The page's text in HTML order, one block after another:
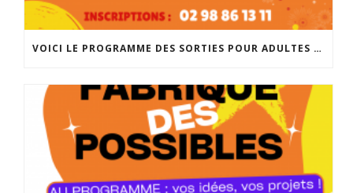
VOICI LE PROGRAMME DES SORTIES POUR ADULTES ET MINEURS ACCOMPAGNÉS POUR LA RENTRÉE DE SEPTEMBRE. INSCRIPTIONS À PARTIR DU 25 AOÛT À 14H À L’ACCUEIL DE POLYSONNANCE. INFO: 02 98 86 13 11. BONNES VACANCES!!